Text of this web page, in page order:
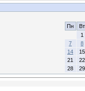
Пн
Вт
1
7
8
14
15
21
22
28
29